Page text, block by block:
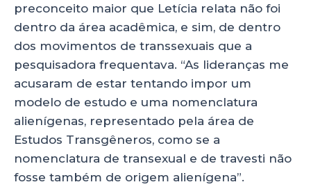
preconceito maior que Letícia relata não foi
dentro da área acadêmica, e sim, de dentro
dos movimentos de transsexuais que a
pesquisadora frequentava. “As lideranças me
acusaram de estar tentando impor um
modelo de estudo e uma nomenclatura
alienígenas, representado pela área de
Estudos Transgêneros, como se a
nomenclatura de transexual e de travesti não
fosse também de origem alienígena”.